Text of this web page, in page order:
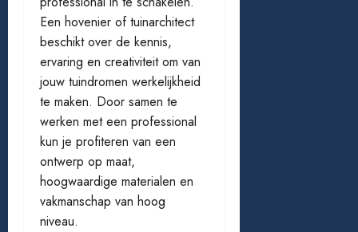
Een hovenier of tuinarchitect
beschikt over de kennis,
ervaring en creativiteit om van
jouw tuindromen werkelijkheid
te maken. Door samen te
werken met een professional
kun je profiteren van een
ontwerp op maat,
hoogwaardige materialen en
vakmanschap van hoog
niveau.